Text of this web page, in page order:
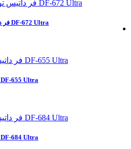
فر داتیس توکار گاز و برق مدل DF-672 Ultra
فر داتیس توکار برقی مدل DF-655 Ultra
فر داتیس توکار برقی مدل DF-684 Ultra